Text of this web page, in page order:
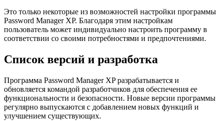
Это только некоторые из возможностей настройки программы
Password Manager XP. Благодаря этим настройкам
пользователь может индивидуально настроить программу в
соответствии со своими потребностями и предпочтениями.
Список версий и разработка
Программа Password Manager XP разрабатывается и
обновляется командой разработчиков для обеспечения ее
функциональности и безопасности. Новые версии программы
регулярно выпускаются с добавлением новых функций и
улучшением существующих.